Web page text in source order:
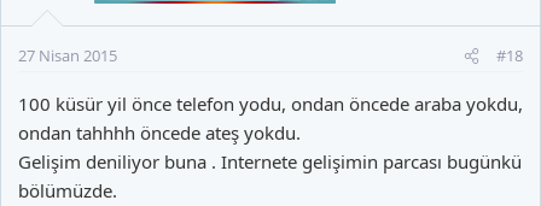
27 Nisan 2015 #18
100 küsür yil önce telefon yodu, ondan öncede araba yokdu,
ondan tahhhh öncede ateş yokdu.
Gelişim deniliyor buna . Internete gelişimin parcası bugünkü
bölümüzde.